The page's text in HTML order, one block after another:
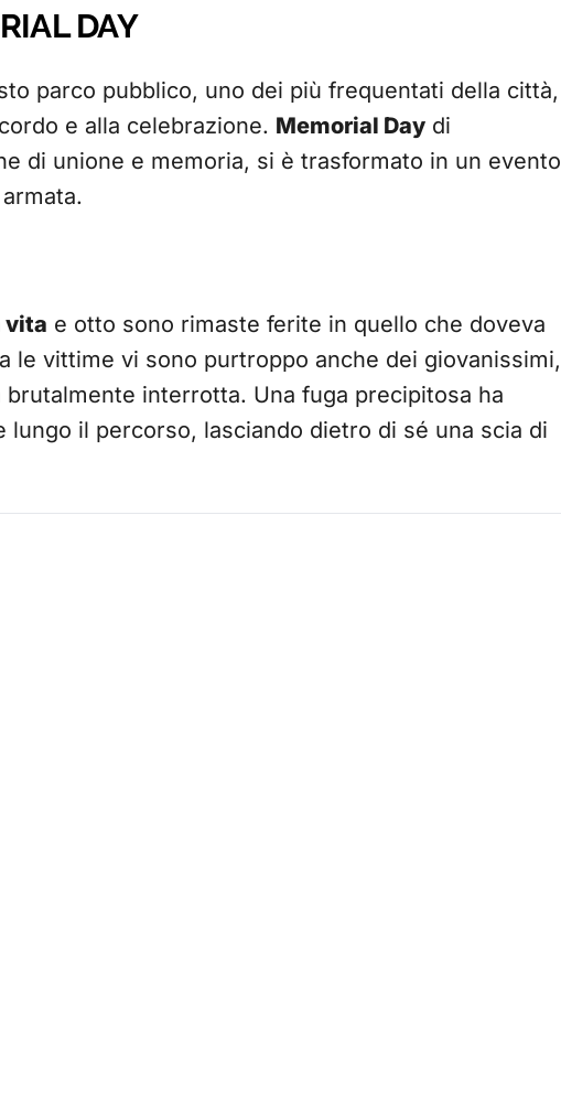
DAY
parco pubblico, uno dei più frequentati della città,
e alla celebrazione. Memorial Day di
di unione e memoria, si è trasformato in un evento
vita e otto sono rimaste ferite in quello che doveva
le vittime vi sono purtroppo anche dei giovanissimi,
interrotta. Una fuga precipitosa ha
il percorso, lasciando dietro di sé una scia di